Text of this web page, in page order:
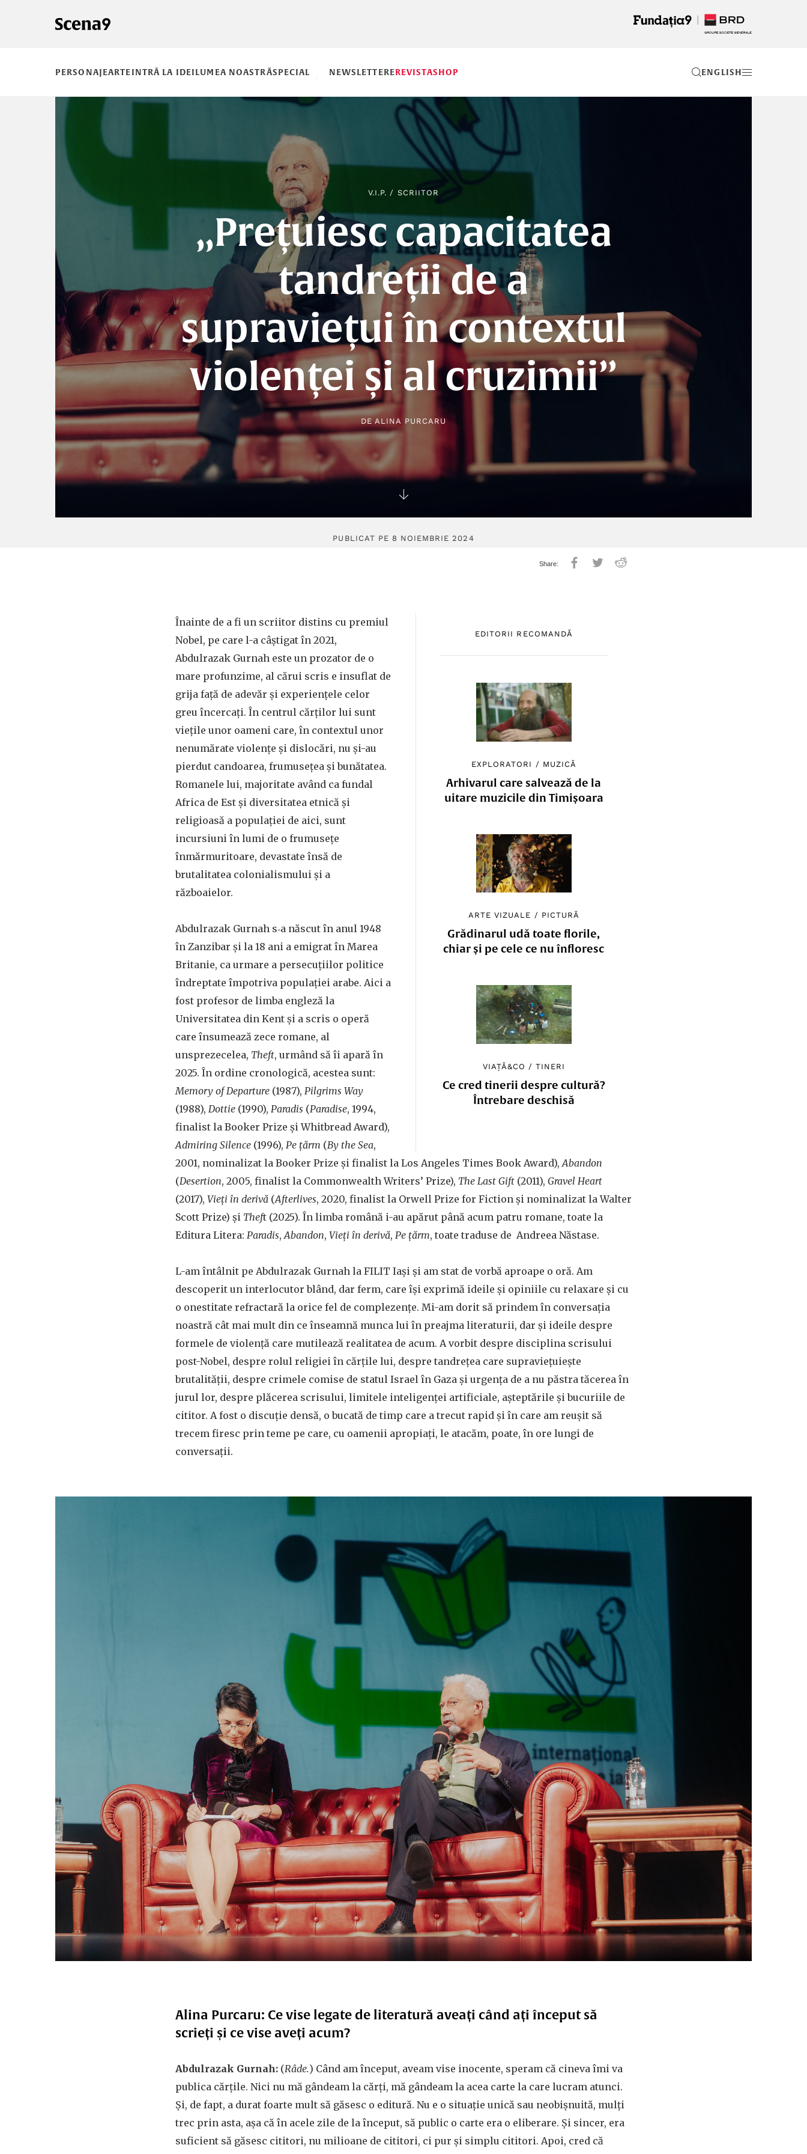
PERSONAJEARTEINTRĂ LA IDEILUMEA NOASTRĂSPECIAL NEWSLETTEREREVISTASHOP EN
V.I.P. / SCRIITOR
„Prețuiesc capacitatea
tandreții de a
supraviețui în contextul
violenței și al cruzimii”
DEALINA PURCARU
PUBLICAT PE 8 NOIEMBRIE 2024
EDITORII RECOMANDĂ
EXPLORATORI / MUZICĂ
Arhivarul care salvează de la
uitare muzicile din Timișoara
ARTE VIZUALE / PICTURĂ
Grădinarul udă toate florile,
chiar și pe cele ce nu înfloresc
VIAȚĂ&CO /TINERI
Ce cred tinerii despre cultură?
Întrebare deschisă
Înainte de a fi un scriitor distins cu premiul
Nobel, pe care l-a câștigat în 2021,
Abdulrazak Gurnah este un prozator de o
mare profunzime, al cărui scris e insuflat de
grija față de adevăr și experiențele celor
greu încercați. În centrul cărților lui sunt
viețile unor oameni care, în contextul unor
nenumărate violențe și dislocări, nu și-au
pierdut candoarea, frumusețea și bunătatea.
Romanele lui, majoritate având ca fundal
Africa de Est și diversitatea etnică și
religioasă a populației de aici, sunt
incursiuni în lumi de o frumusețe
înmărmuritoare, devastate însă de
brutalitatea colonialismului și a
războaielor.
Abdulrazak Gurnah s‑a născut în anul 1948
în Zanzibar și la 18 ani a emigrat în Marea
Britanie, ca urmare a persecuțiilor politice
îndreptate împotriva populației arabe. Aici a
fost profesor de limba engleză la
Universitatea din Kent și a scris o operă
care însumează zece romane, al
unsprezecelea, Theft, urmând să îi apară în
2025. În ordine cronologică, acestea sunt:
Memory of Departure (1987), Pilgrims Way
(1988), Dottie (1990), Paradis (Paradise, 1994,
finalist la Booker Prize și Whitbread Award),
Admiring Silence (1996), Pe țărm (By the Sea,
2001, nominalizat la Booker Prize și finalist la Los Angeles Times Book Award),Abandon
(Desertion, 2005, finalist la Commonwealth Writers’ Prize), The Last Gift (2011), Gravel Heart
(2017), Vieți în derivă (Afterlives, 2020, finalist la Orwell Prize for Fiction și nominalizat la Walter
Scott Prize) și Theft (2025). În limba română i-au apărut până acum patru romane, toate la
Editura Litera: Paradis,Abandon, Vieți în derivă, Pe țărm, toate traduse de Andreea Năstase.
L-am întâlnit pe Abdulrazak Gurnah la FILIT Iași și am stat de vorbă aproape o oră. Am
descoperit un interlocutor blând, dar ferm, care își exprimă ideile și opiniile cu relaxare și cu
o onestitate refractară la orice fel de complezențe. Mi-am dorit să prindem în conversația
noastră cât mai mult din ce înseamnă munca lui în preajma literaturii, dar și ideile despre
formele de violență care mutilează realitatea de acum. A vorbit despre disciplina scrisului
post-Nobel, despre rolul religiei în cărțile lui, despre tandrețea care supraviețuiește
brutalității, despre crimele comise de statul Israel în Gaza și urgența de a nu păstra tăcerea în
jurul lor, despre plăcerea scrisului, limitele inteligenței artificiale, așteptările și bucuriile de
cititor. A fost o discuție densă, o bucată de timp care a trecut rapid și în care am reușit să
trecem firesc prin teme pe care, cu oamenii apropiați, le atacăm, poate, în ore lungi de
conversații.
Alina Purcaru: Ce vise legate de literatură aveați când ați început să
scrieți și ce vise aveți acum?
Abdulrazak Gurnah: (Râde.) Când am început, aveam vise inocente, speram că cineva îmi va
publica cărțile. Nici nu mă gândeam la cărți, mă gândeam la acea carte la care lucram atunci.
Și, de fapt, a durat foarte mult să găsesc o editură. Nu e o situație unică sau neobișnuită, mulți
trec prin asta, așa că în acele zile de la început, să public o carte era o eliberare. Și sincer, era
suficient să găsesc cititori, nu milioane de cititori, ci pur și simplu cititori. Apoi, cred că